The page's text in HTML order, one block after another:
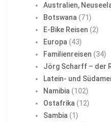
Australien,
Botswana (71)
E-Bike Reisen (2)
Europa (43)
Familienreisen (34)
Jörg Scharff – der
Latein- und
Namibia (102)
Ostafrika (12)
Sambia (1)